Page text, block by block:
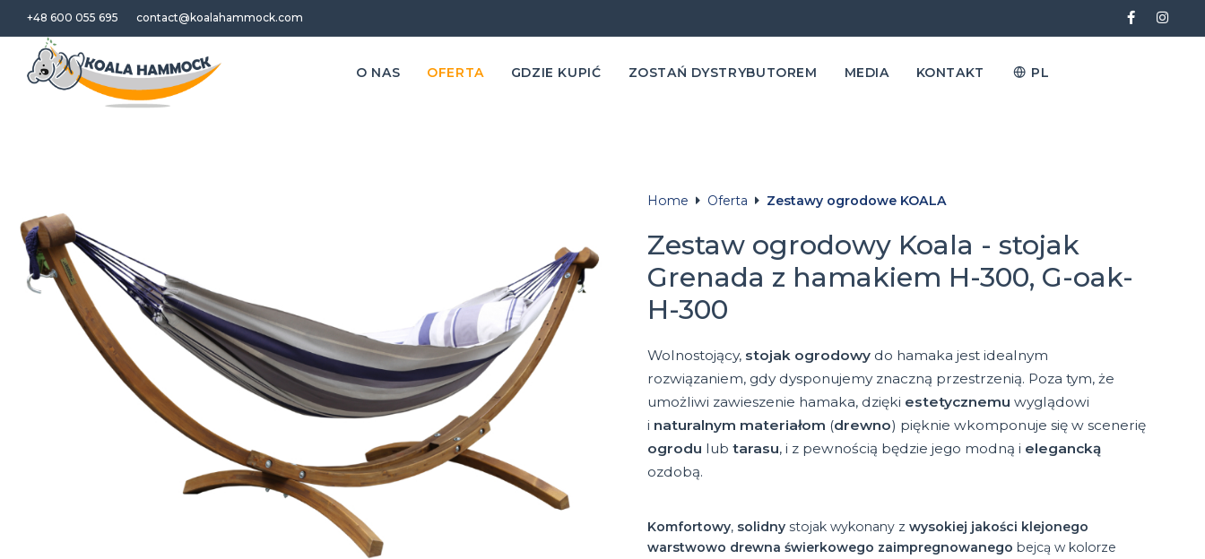
+48 600 055 695 contact@koalahammock.com
O NAS OFERTA GDZIE KUPIĆ ZOSTAŃ DYSTRYBUTOREM MEDIA KONTAKT PL
Home Oferta Zestawy ogrodowe KOALA
Zestaw ogrodowy Koala - stojak
Grenada z hamakiem H-300, G-oak-
H-300
Wolnostojący, stojak ogrodowy do hamaka jest idealnym
rozwiązaniem, gdy dysponujemy znaczną przestrzenią. Poza tym, że
umożliwi zawieszenie hamaka, dzięki estetycznemu wyglądowi
i naturalnym materiałom (drewno) pięknie wkomponuje się w scenerię
ogrodu lub tarasu, i z pewnością będzie jego modną i elegancką
ozdobą.
Komfortowy, solidny stojak wykonany z wysokiej jakości klejonego
warstwowo drewna świerkowego zaimpregnowanego bejcą w kolorze